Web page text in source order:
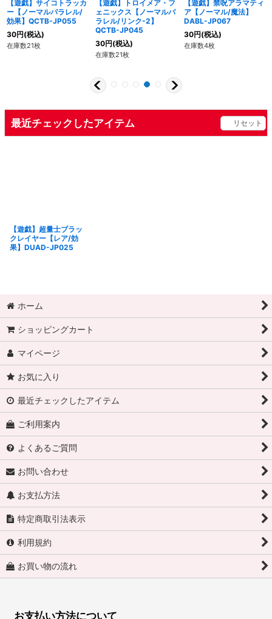
【遊戯】サイコトラッカ
ー【ノーマルパラレル/
効果】QCTB-JP055
30円(税込)
在庫数21枚
【遊戯】トロイメア・フ
ェニックス【ノーマルパ
ラレル/リンク-2】
QCTB-JP045
30円(税込)
在庫数21枚
【遊戯】禁呪アラマティ
ア【ノーマル/魔法】
DABL-JP067
30円(税込)
在庫数4枚
最近チェックしたアイテム リセット
【遊戯】超量士ブラッ
クレイヤー【レア/効
果】DUAD-JP025
ホーム
ショッピングカート
マイページ
お気に入り
最近チェックしたアイテム
ご利用案内
よくあるご質問
お問い合わせ
お支払方法
特定商取引法表示
利用規約
お買い物の流れ
お支払い方法について